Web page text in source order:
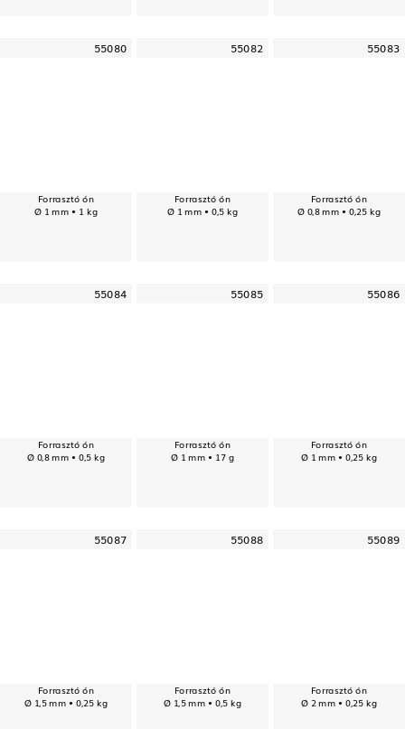
55080
Forrasztó ón
Ø 1 mm • 1 kg
55082
Forrasztó ón
Ø 1 mm • 0,5 kg
55083
Forrasztó ón
Ø 0,8 mm • 0,25 kg
55084
Forrasztó ón
Ø 0,8 mm • 0,5 kg
55085
Forrasztó ón
Ø 1 mm • 17 g
55086
Forrasztó ón
Ø 1 mm • 0,25 kg
55087
Forrasztó ón
Ø 1,5 mm • 0,25 kg
55088
Forrasztó ón
Ø 1,5 mm • 0,5 kg
55089
Forrasztó ón
Ø 2 mm • 0,25 kg